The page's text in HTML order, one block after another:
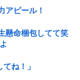
アピール！
懸命梱包してて笑
ね！」